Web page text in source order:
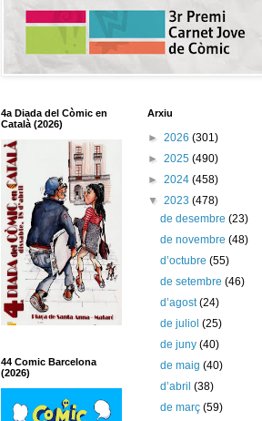
4a Diada del Còmic en
Català (2026)
44 Comic Barcelona
(2026)
Arxiu
► 2026 (301)
► 2025 (490)
► 2024 (458)
▼ 2023 (478)
de desembre(23)
de novembre(48)
d’octubre(55)
de setembre(46)
d’agost(24)
de juliol(25)
de juny(40)
de maig(40)
d’abril(38)
de març(59)